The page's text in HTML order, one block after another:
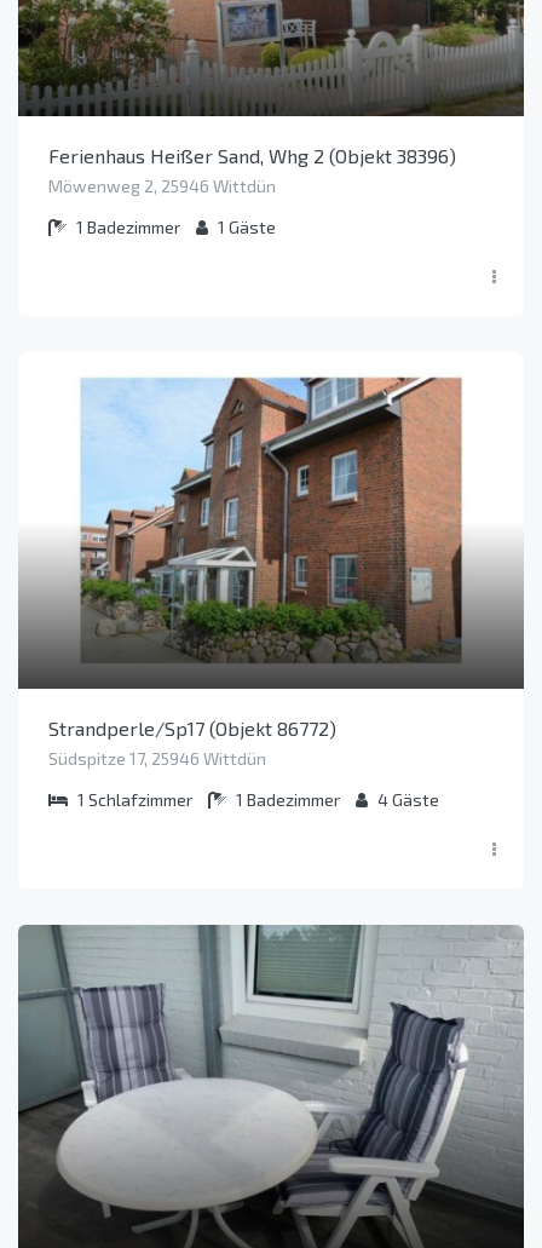
Ferienhaus Heißer Sand, Whg 2 (Objekt 38396)
Möwenweg 2, 25946 Wittdün
1 Badezimmer 1 Gäste
Strandperle/Sp17 (Objekt 86772)
Südspitze 17, 25946 Wittdün
1 Schlafzimmer 1 Badezimmer 4Gäste